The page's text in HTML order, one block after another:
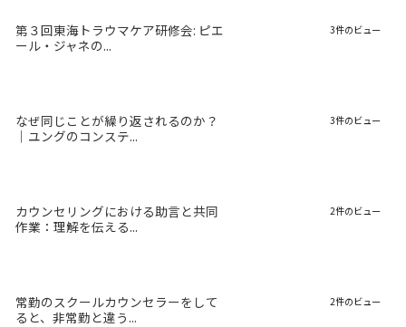
第３回東海トラウマケア研修会: ピエ
ール・ジャネの...
3件のビュー
なぜ同じことが繰り返されるのか？
｜ユングのコンステ...
3件のビュー
カウンセリングにおける助言と共同
作業：理解を伝える...
2件のビュー
常勤のスクールカウンセラーをして
ると、非常勤と違う...
2件のビュー